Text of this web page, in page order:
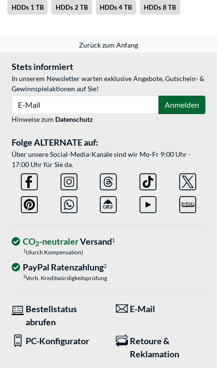
HDDs 1 TB HDDs 2 TB HDDs 4 TB HDDs 8 TB
Zurück zum Anfang
Stets informiert
In unserem Newsletter warten exklusive Angebote, Gutschein- &
Gewinnspielaktionen auf Sie!
Anmelden
Hinweise zum Datenschutz
Folge ALTERNATE auf:
Über unsere Social-Media-Kanäle sind wir Mo-Fr 9:00 Uhr -
17:00 Uhr für Sie da.
CO2-neutralerVersand1
1(durch Kompensation)
PayPal Ratenzahlung2
2Vorb. Kreditwürdigkeitsprüfung
Bestellstatus
abrufen
E-Mail
PC-Konfigurator
Retoure &
Reklamation